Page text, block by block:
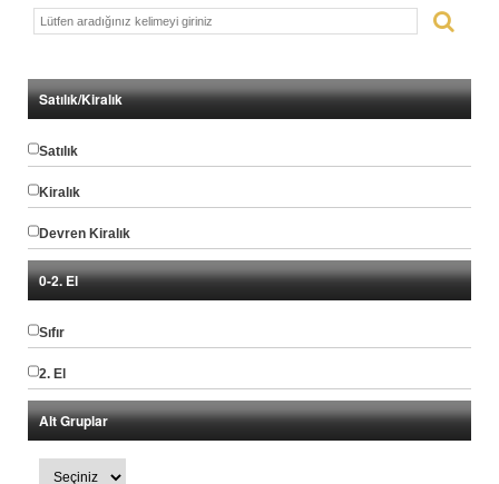
Satılık/Kiralık
Satılık
Kiralık
Devren Kiralık
0-2. El
Sıfır
2. El
Alt Gruplar